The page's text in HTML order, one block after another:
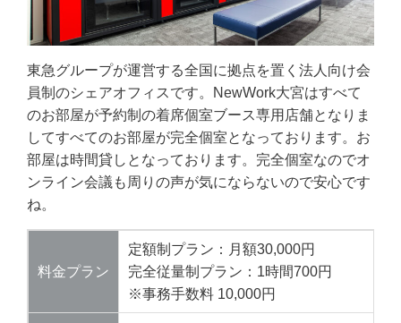
東急グループが運営する全国に拠点を置く法人向け会
員制のシェアオフィスです。NewWork大宮はすべて
のお部屋が予約制の着席個室ブース専用店舗となりま
してすべてのお部屋が完全個室となっております。お
部屋は時間貸しとなっております。完全個室なのでオ
ンライン会議も周りの声が気にならないので安心です
ね。
料金プラン
定額制プラン：月額30,000円
完全従量制プラン：1時間700円
※事務手数料 10,000円